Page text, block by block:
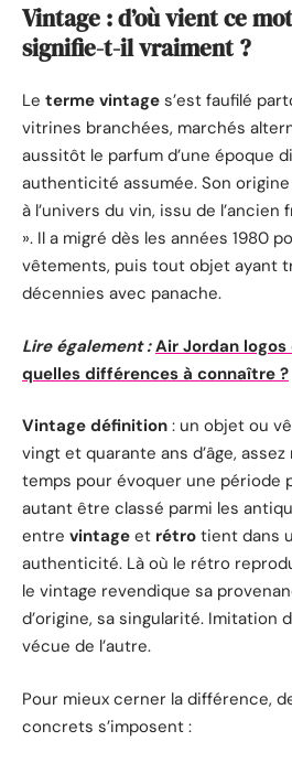
Vintage : d’où vient ce
signifie-t-il vraiment ?
Le terme vintage s’est faufilé
vitrines branchées, marchés
aussitôt le parfum d’une époque
authenticité assumée. Son
à l’univers du vin, issu de l’ancien
». Il a migré dès les années 1980
vêtements, puis tout objet ayant
décennies avec panache.
Lire également : Air Jordan logos
quelles différences à connaître ?
Vintage définition : un objet ou
vingt et quarante ans d’âge,
temps pour évoquer une période
autant être classé parmi les
entre vintage et rétro tient dans
authenticité. Là où le rétro
le vintage revendique sa
d’origine, sa singularité. Imitation
vécue de l’autre.
Pour mieux cerner la différence,
concrets s’imposent :